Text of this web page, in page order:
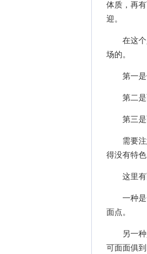
体质，再
迎。
在这个人
场的。
第一是饭
第二是面
第三是面
需要注意
得没有特
这里有
一种是一
面点。
另一种是
可面面俱